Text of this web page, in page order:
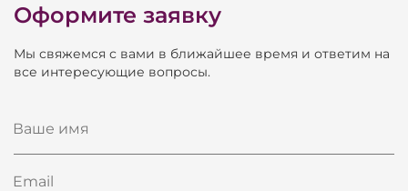
Оформите заявку
Мы свяжемся с вами в ближайшее время и ответим на
все интересующие вопросы.
Ваше имя
Email